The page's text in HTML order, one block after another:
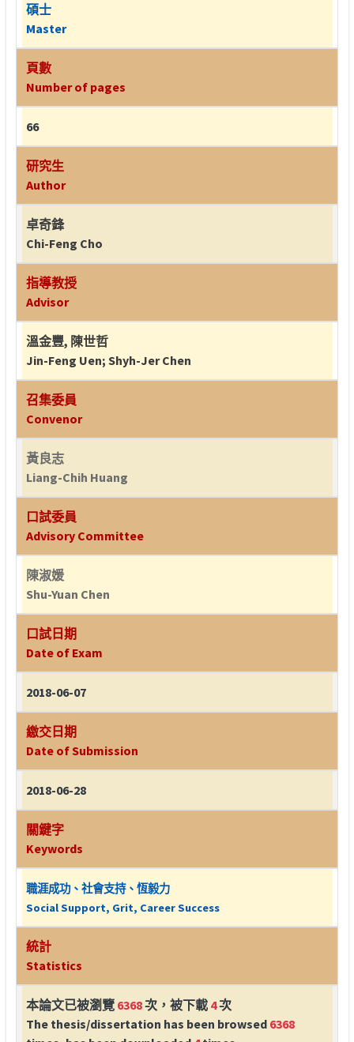
碩士
Master
頁數
Number of pages
66
研究生
Author
卓奇鋒
Chi-Feng Cho
指導教授
Advisor
溫金豐, 陳世哲
Jin-Feng Uen; Shyh-Jer Chen
召集委員
Convenor
黃良志
Liang-Chih Huang
口試委員
Advisory Committee
陳淑媛
Shu-Yuan Chen
口試日期
Date of Exam
2018-06-07
繳交日期
Date of Submission
2018-06-28
關鍵字
Keywords
職涯成功、社會支持、恆毅力
Social Support, Grit, Career Success
統計
Statistics
本論文已被瀏覽 6368次，被下載 4次
The thesis/dissertation has been browsed 6368